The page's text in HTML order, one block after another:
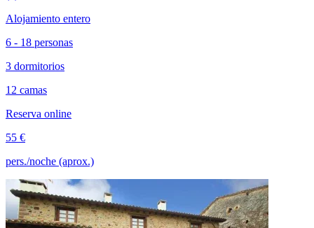
Alojamiento entero
6 - 18 personas
3 dormitorios
12 camas
Reserva online
55 €
pers./noche (aprox.)